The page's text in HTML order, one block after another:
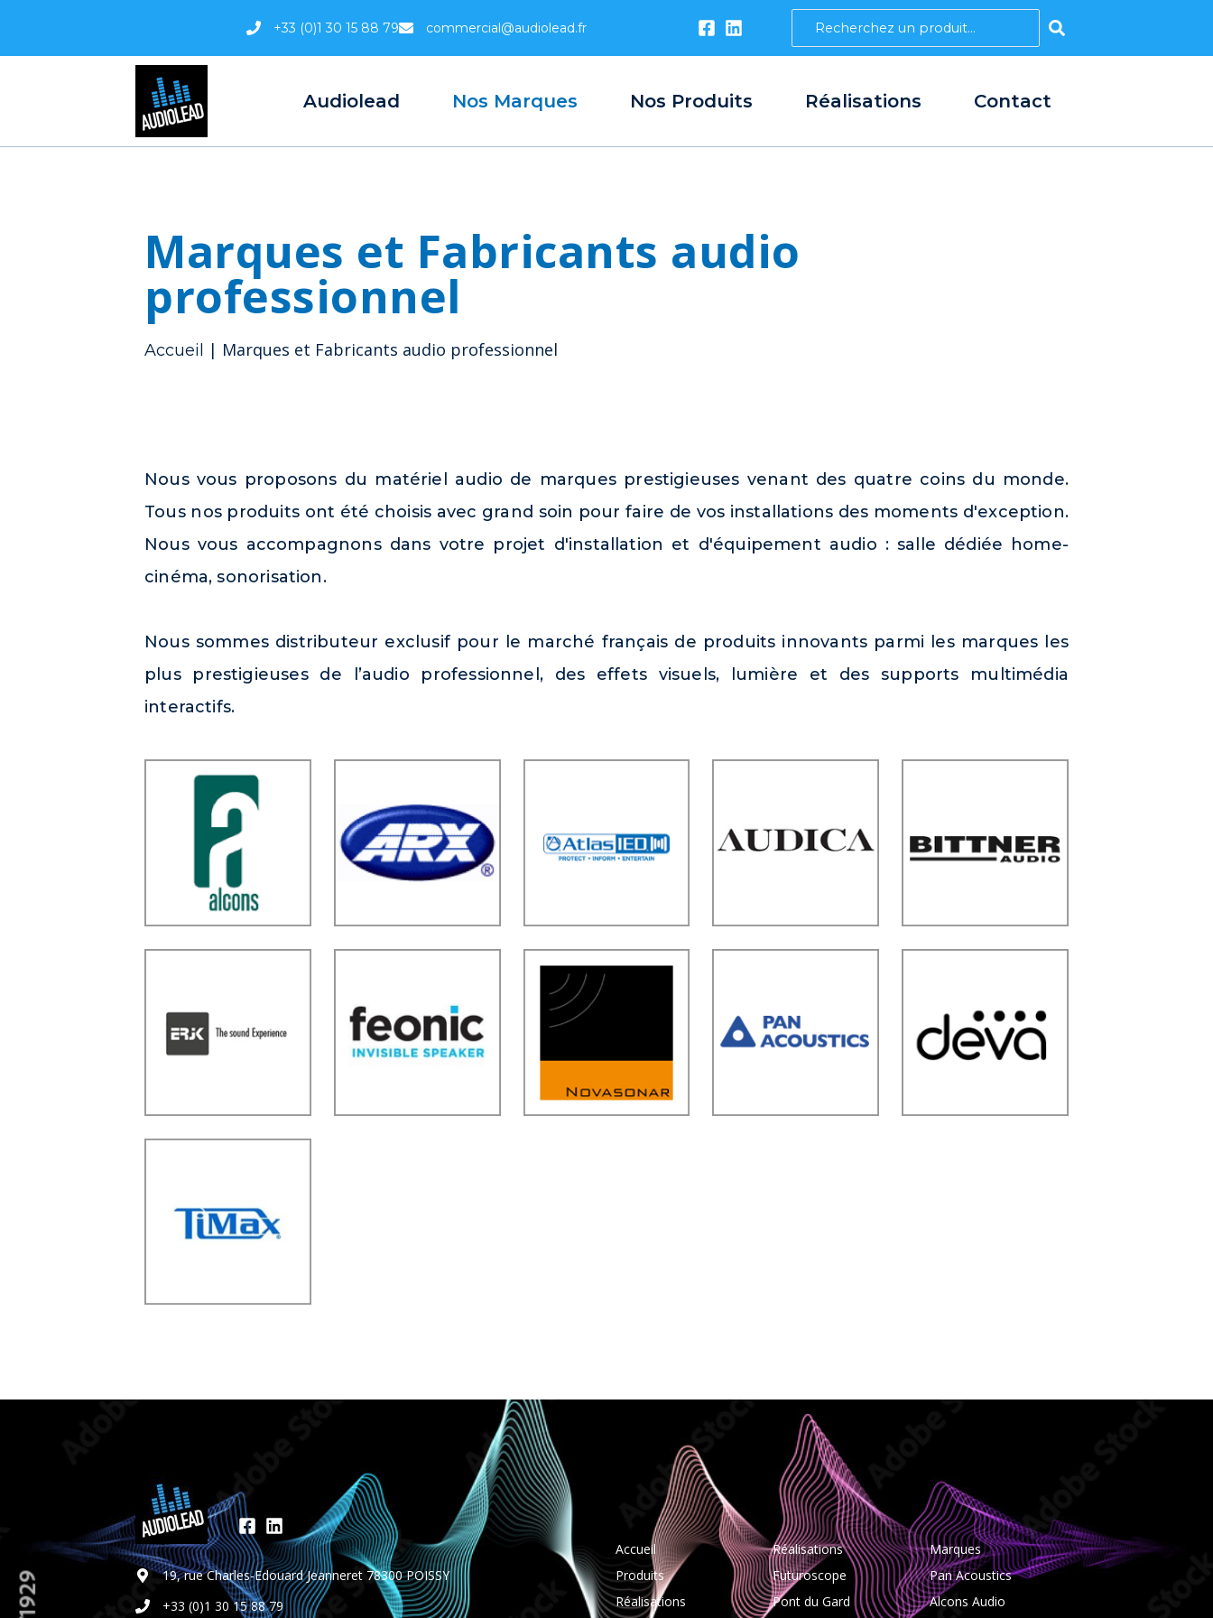
+33 (0)1 30 15 88 79 commercial@audiolead.fr
Search
...
Audiolead Nos Marques Nos Produits Réalisations Contact
Marques et Fabricants audio
professionnel
Accueil | Marques et Fabricants audio professionnel
Nous vous proposons du matériel audio de marques prestigieuses venant des quatre coins du monde.
Tous nos produits ont été choisis avec grand soin pour faire de vos installations des moments d'exception.
Nous vous accompagnons dans votre projet d'installation et d'équipement audio : salle dédiée home-
cinéma, sonorisation.
Nous sommes distributeur exclusif pour le marché français de produits innovants parmi les marques les
plus prestigieuses de l’audio professionnel, des effets visuels, lumière et des supports multimédia
interactifs.
19, rue Charles-Edouard Jeanneret 78300 POISSY
+33 (0)1 30 15 88 79
Accueil
Produits
Réalisations
Réalisations
Futuroscope
Pont du Gard
Marques
Pan Acoustics
Alcons Audio